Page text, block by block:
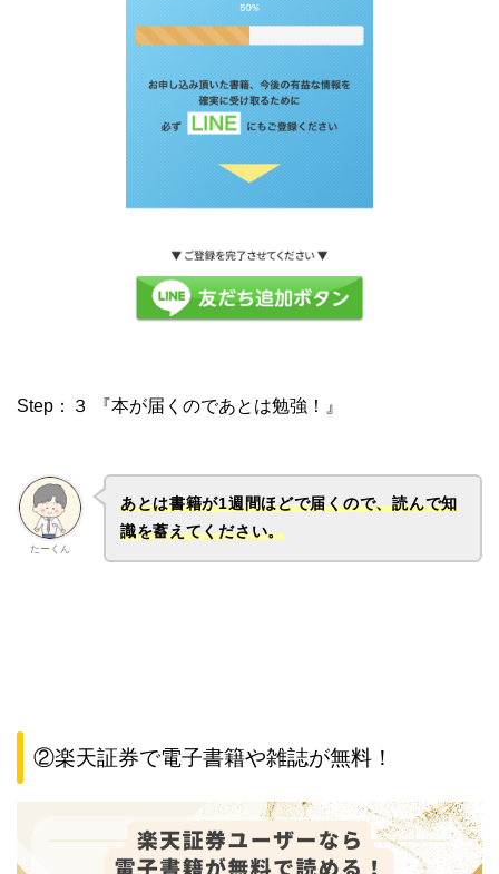
Step：３ 『本が届くのであとは勉強！』
たーくん
あとは書籍が1週間ほどで届くので、読んで知
識を蓄えてください。
②楽天証券で電子書籍や雑誌が無料！